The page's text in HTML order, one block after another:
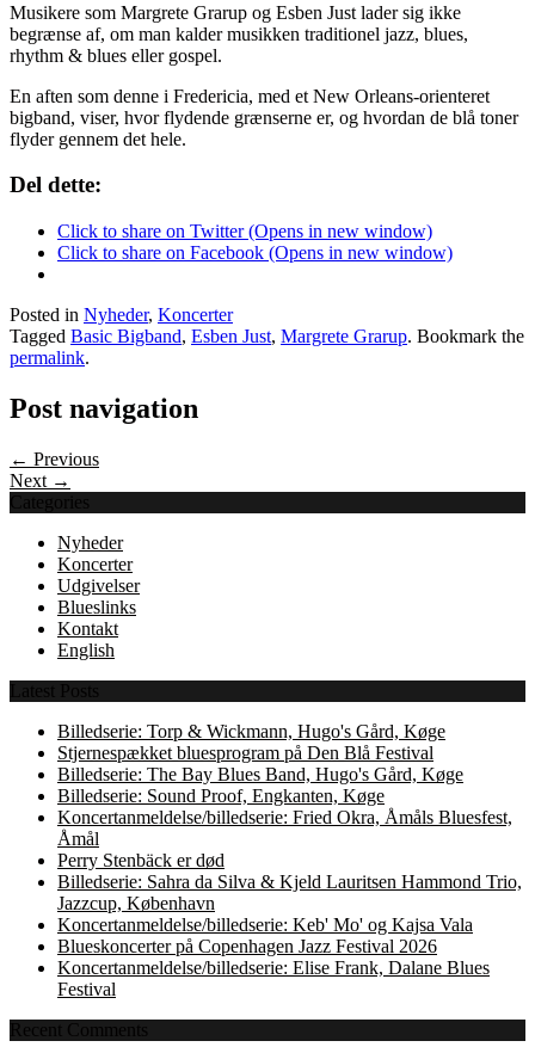
Musikere som Margrete Grarup og Esben Just lader sig ikke
begrænse af, om man kalder musikken traditionel jazz, blues,
rhythm & blues eller gospel.
En aften som denne i Fredericia, med et New Orleans-orienteret
bigband, viser, hvor flydende grænserne er, og hvordan de blå toner
flyder gennem det hele.
Del dette:
Click to share on Twitter (Opens in new window)
Click to share on Facebook (Opens in new window)
Posted in Nyheder, Koncerter
Tagged Basic Bigband, Esben Just, Margrete Grarup. Bookmark the
permalink.
Post navigation
← Previous
Next →
Categories
Nyheder
Koncerter
Udgivelser
Blueslinks
Kontakt
English
Latest Posts
Billedserie: Torp & Wickmann, Hugo's Gård, Køge
Stjernespækket bluesprogram på Den Blå Festival
Billedserie: The Bay Blues Band, Hugo's Gård, Køge
Billedserie: Sound Proof, Engkanten, Køge
Koncertanmeldelse/billedserie: Fried Okra, Åmåls Bluesfest,
Åmål
Perry Stenbäck er død
Billedserie: Sahra da Silva & Kjeld Lauritsen Hammond Trio,
Jazzcup, København
Koncertanmeldelse/billedserie: Keb' Mo' og Kajsa Vala
Blueskoncerter på Copenhagen Jazz Festival 2026
Koncertanmeldelse/billedserie: Elise Frank, Dalane Blues
Festival
Recent Comments